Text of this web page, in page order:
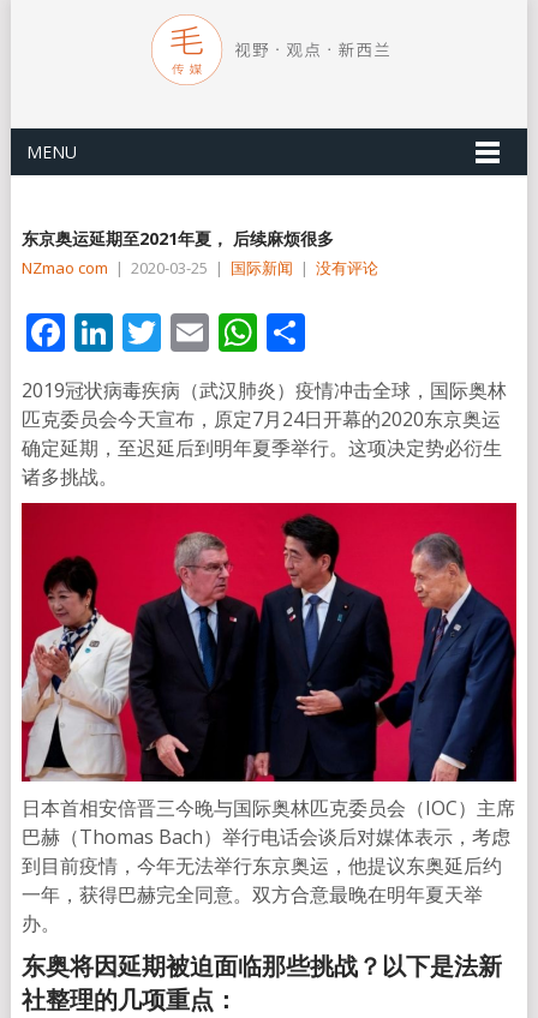
MENU
东京奥运延期至2021年夏， 后续麻烦很多
NZmao com | 2020-03-25 | 国际新闻 | 没有评论
Facebook
LinkedIn
Twitter
EmailWhatsApp
分
享
2019冠状病毒疾病（武汉肺炎）疫情冲击全球，国际奥林
匹克委员会今天宣布，原定7月24日开幕的2020东京奥运
确定延期，至迟延后到明年夏季举行。这项决定势必衍生
诸多挑战。
日本首相安倍晋三今晚与国际奥林匹克委员会（IOC）主席
巴赫（Thomas Bach）举行电话会谈后对媒体表示，考虑
到目前疫情，今年无法举行东京奥运，他提议东奥延后约
一年，获得巴赫完全同意。双方合意最晚在明年夏天举
办。
东奥将因延期被迫面临那些挑战？以下是法新
社整理的几项重点：